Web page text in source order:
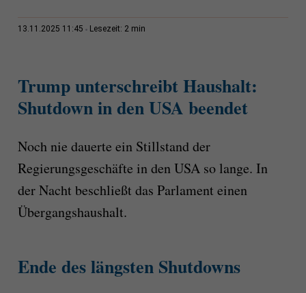
13.11.2025 11:45 Lesezeit: 2 min
Trump unterschreibt Haushalt:
Shutdown in den USA beendet
Noch nie dauerte ein Stillstand der
Regierungsgeschäfte in den USA so lange. In
der Nacht beschließt das Parlament einen
Übergangshaushalt.
Ende des längsten Shutdowns